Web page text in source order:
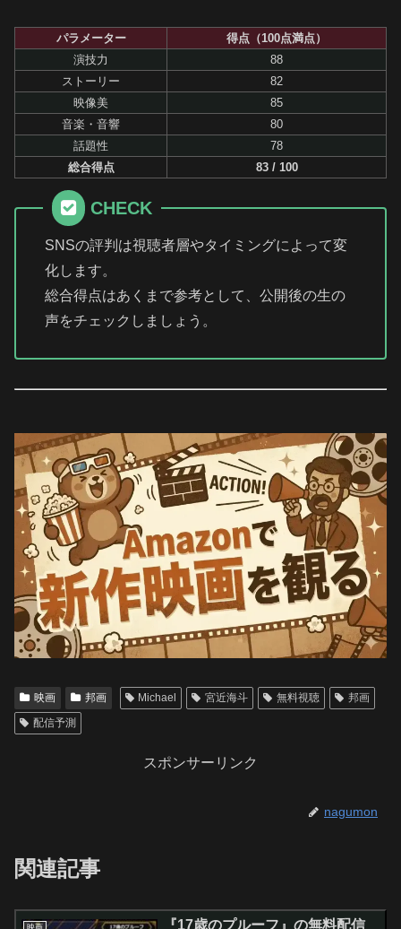
パラメーター
得点（100点満点）
演技力
88
ストーリー
82
映像美
85
音楽・音響
80
話題性
78
総合得点
83 / 100
CHECK
SNSの評判は視聴者層やタイミングによって変
化します。
総合得点はあくまで参考として、公開後の生の
声をチェックしましょう。
映画 邦画 Michael 宮近海斗 無料視聴
邦画
配信予測
スポンサーリンク
nagumon
関連記事
『17歳のプルーフ』の無料配信